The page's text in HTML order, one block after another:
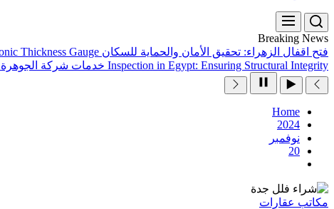
Breaking News
فتح اقفال الزهراء: تحقيق الأمان والحماية للسكان Thickness Gauge
Inspection in Egypt: Ensuring Structural Integrity خدمات شركة الجوهرة
Home
2024
نوفمبر
20
مكاتب عقارات